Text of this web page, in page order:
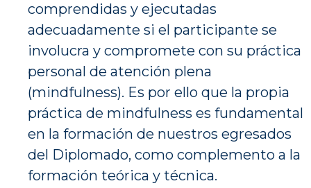
comprendidas y ejecutadas
adecuadamente si el participante se
involucra y compromete con su práctica
personal de atención plena
(mindfulness). Es por ello que la propia
práctica de mindfulness es fundamental
en la formación de nuestros egresados
del Diplomado, como complemento a la
formación teórica y técnica.